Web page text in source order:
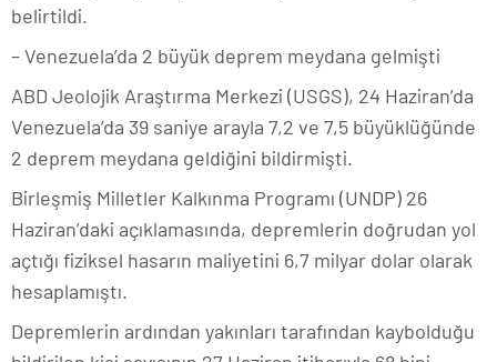
belirtildi.
– Venezuela’da 2 büyük deprem meydana gelmişti
ABD Jeolojik Araştırma Merkezi (USGS), 24 Haziran’da
Venezuela’da 39 saniye arayla 7,2 ve 7,5 büyüklüğünde
2 deprem meydana geldiğini bildirmişti.
Birleşmiş Milletler Kalkınma Programı (UNDP) 26
Haziran’daki açıklamasında, depremlerin doğrudan yol
açtığı fiziksel hasarın maliyetini 6,7 milyar dolar olarak
hesaplamıştı.
Depremlerin ardından yakınları tarafından kaybolduğu